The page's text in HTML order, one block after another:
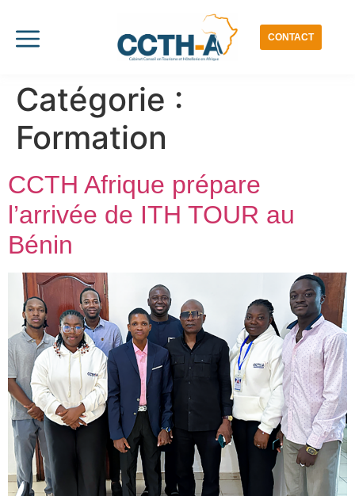
CONTACT
Catégorie :
Formation
CCTH Afrique prépare
l’arrivée de ITH TOUR au
Bénin